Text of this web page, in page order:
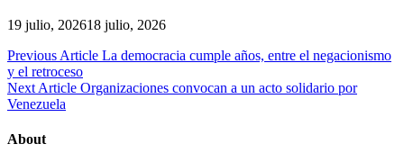
19 julio, 202618 julio, 2026
Navegación
de
entradas
Previous Article La democracia cumple años, entre el negacionismo
y el retroceso
Next Article Organizaciones convocan a un acto solidario por
Venezuela
About